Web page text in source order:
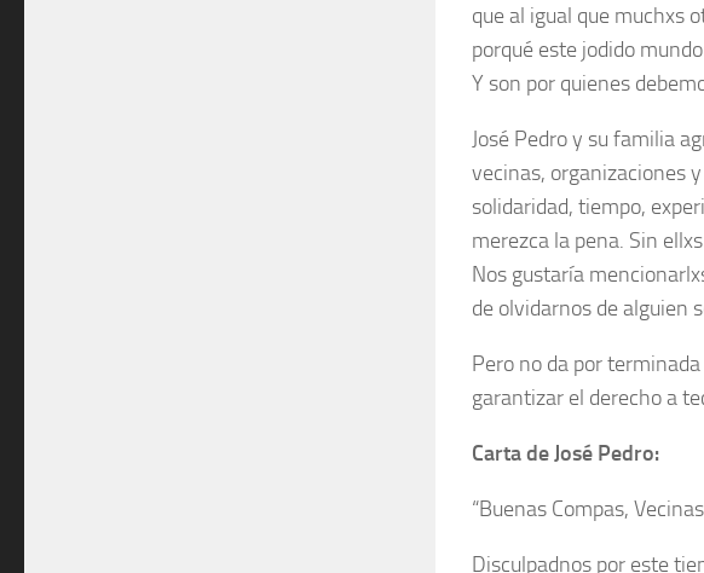
que al igual que muchxs
porqué este jodido
Y son por quienes
José Pedro y su familia
vecinas, organizaciones
solidaridad, tiempo,
merezca la pena. Sin
Nos gustaría
de olvidarnos de alguien
Pero no da por
garantizar el derecho a
Carta de José Pedro:
“Buenas Compas,
Disculpadnos por este